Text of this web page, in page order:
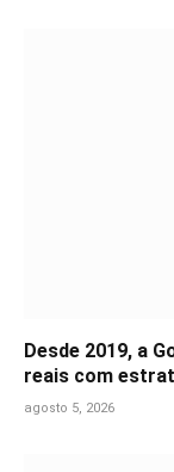
Desde 2019, a
reais com
agosto 5, 2026